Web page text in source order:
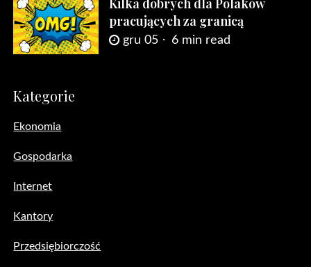
Kilka dobrych dla Polaków
pracujących za granicą
gru 05 6 min read
Kategorie
Ekonomia
Gospodarka
Internet
Kantory
Przedsiębiorczość